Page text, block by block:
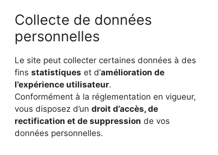
Collecte de données
personnelles
Le site peut collecter certaines données à des
fins statistiques et d’amélioration de
l’expérience utilisateur.
Conformément à la réglementation en vigueur,
vous disposez d’un droit d’accès, de
rectification et de suppression de vos
données personnelles.